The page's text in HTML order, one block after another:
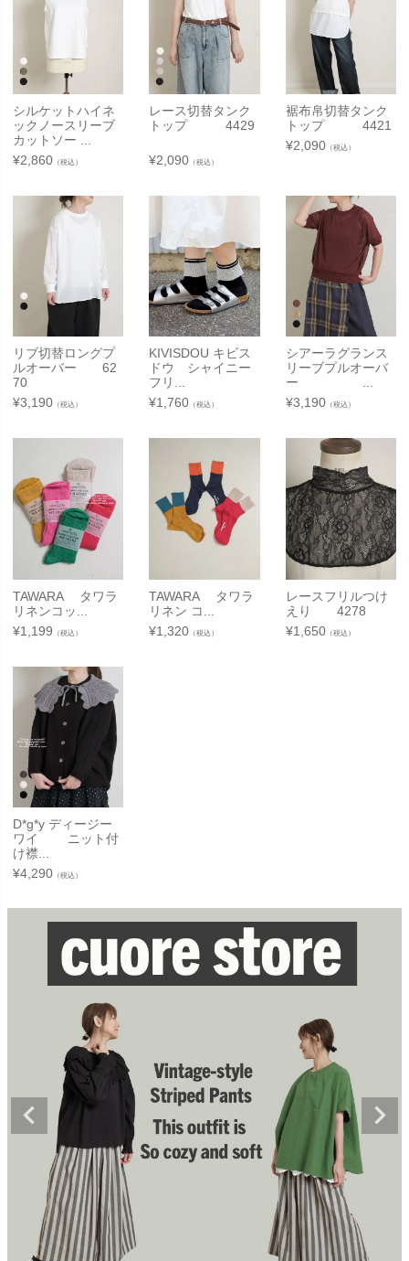
シルケットハイネ
ックノースリーブ
カットソー ...
¥2,860 （税込）
レース切替タンク
トップ 4429
¥2,090 （税込）
裾布帛切替タンク
トップ 4421
¥2,090（税込）
リブ切替ロングプ
ルオーバー 62
70
¥3,190 （税込）
KIVISDOU キビス
ドウ シャイニー
フリ...
¥1,760 （税込）
シアーラグランス
リーブプルオーバ
ー ...
¥3,190（税込）
TAWARA タワラ
リネンコッ...
¥1,199 （税込）
TAWARA タワラ
リネン コ...
¥1,320 （税込）
レースフリルつけ
えり 4278
¥1,650（税込）
D*g*y ディージー
ワイ ニット付
け襟...
¥4,290 （税込）